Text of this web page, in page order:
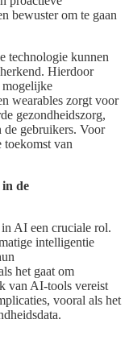
bewuster om te gaan
technologie kunnen
Hierdoor
wearables zorgt voor
gezondheidszorg,
gebruikers. Voor
toekomst van
de
AI een cruciale rol.
intelligentie
het gaat om
van AI-tools vereist
vooral als het